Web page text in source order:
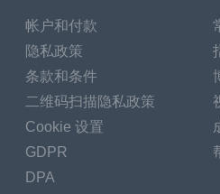
帐户和付款
隐私政策
条款和条件
二维码扫描隐私政策
Cookie 设置
GDPR
DPA